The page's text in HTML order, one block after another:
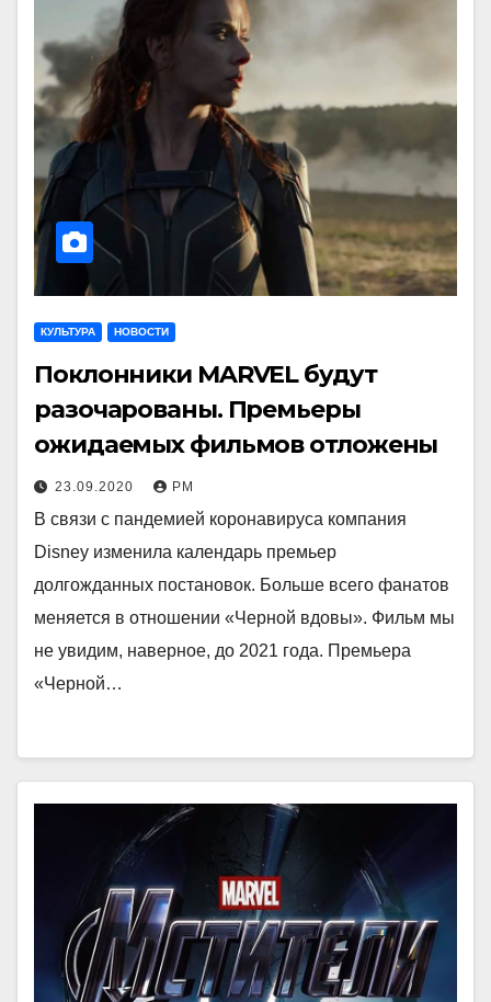
КУЛЬТУРА НОВОСТИ
Поклонники MARVEL будут
разочарованы. Премьеры
ожидаемых фильмов отложены
23.09.2020 РМ
В связи с пандемией коронавируса компания
Disney изменила календарь премьер
долгожданных постановок. Больше всего фанатов
меняется в отношении «Черной вдовы». Фильм мы
не увидим, наверное, до 2021 года. Премьера
«Черной…